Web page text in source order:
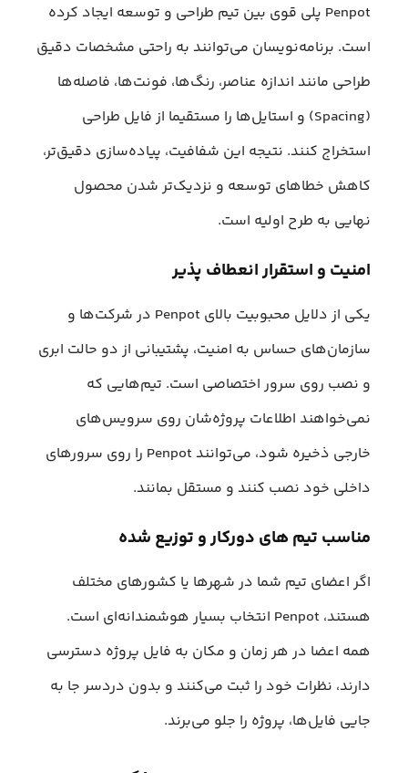
Penpot پلی قوی بین تیم طراحی و توسعه ایجاد کرده
است. برنامه‌نویسان می‌توانند به راحتی مشخصات دقیق
طراحی مانند اندازه عناصر، رنگ‌ها، فونت‌ها، فاصله‌ها
(Spacing) و استایل‌ها را مستقیما از فایل طراحی
استخراج کنند. نتیجه این شفافیت، پیاده‌سازی دقیق‌تر،
کاهش خطاهای توسعه و نزدیک‌تر شدن محصول
نهایی به طرح اولیه است.
امنیت و استقرار انعطاف‌ پذیر
یکی از دلایل محبوبیت بالای Penpot در شرکت‌ها و
سازمان‌های حساس به امنیت، پشتیبانی از دو حالت ابری
و نصب روی سرور اختصاصی است. تیم‌هایی که
نمی‌خواهند اطلاعات پروژه‌شان روی سرویس‌های
خارجی ذخیره شود، می‌توانند Penpot را روی سرورهای
داخلی خود نصب کنند و مستقل بمانند.
مناسب تیم‌ های دورکار و توزیع‌ شده
اگر اعضای تیم شما در شهرها یا کشورهای مختلف
هستند، Penpot انتخاب بسیار هوشمندانه‌ای است.
همه اعضا در هر زمان و مکان به فایل پروژه دسترسی
دارند، نظرات خود را ثبت می‌کنند و بدون دردسر جا به‌
جایی فایل‌ها، پروژه را جلو می‌برند.